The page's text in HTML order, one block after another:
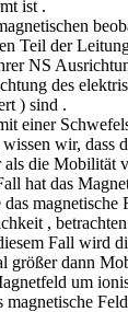
ist .
Teil der
NS
des
) sind .
einer
wir, dass
die Mobilität
hat das
magnetische
,
Fall wird
größer dann
um